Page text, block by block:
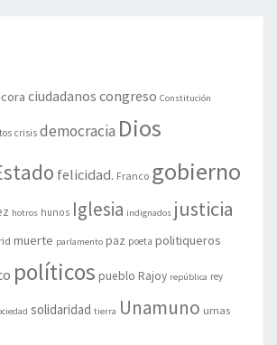
ciudadanos congreso Constitución
crisis democracia Dios
felicidad. Franco gobierno
hotros hunos Iglesia indignados justicia
muerte parlamento paz poeta politiqueros
políticos pueblo Rajoy república rey
solidaridad tierra Unamuno urnas